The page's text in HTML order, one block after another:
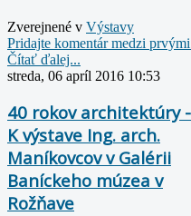
Zverejnené v Výstavy
Pridajte komentár medzi
Čítať ďalej...
streda, 06 apríl 2016 10:53
40 rokov architektúry -
K výstave Ing. arch.
Maníkovcov v Galérii
Baníckeho múzea v
Rožňave